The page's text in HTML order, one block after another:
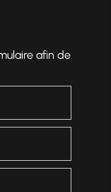
afin de